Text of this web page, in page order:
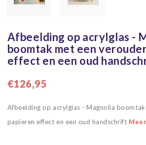
Afbeelding op acrylglas -
boomtak met een
effect en een oud
€126,95
Afbeelding op acrylglas - Magnolia
papieren effect en een oud handschrift